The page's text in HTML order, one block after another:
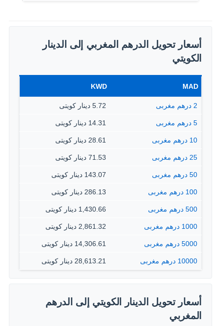
أسعار تحويل الدرهم المغربي إلى الدينار
الكويتي
MAD
KWD
2 درهم مغربى 5.72 دينار كويتى
5 درهم مغربى 14.31 دينار كويتى
10 درهم مغربى 28.61 دينار كويتى
25 درهم مغربى 71.53 دينار كويتى
50 درهم مغربى 143.07 دينار كويتى
100 درهم مغربى 286.13 دينار كويتى
500 درهم مغربى 1,430.66 دينار كويتى
1000 درهم مغربى 2,861.32 دينار كويتى
5000 درهم مغربى 14,306.61 دينار كويتى
10000 درهم مغربى 28,613.21 دينار كويتى
أسعار تحويل الدينار الكويتي إلى الدرهم
المغربي